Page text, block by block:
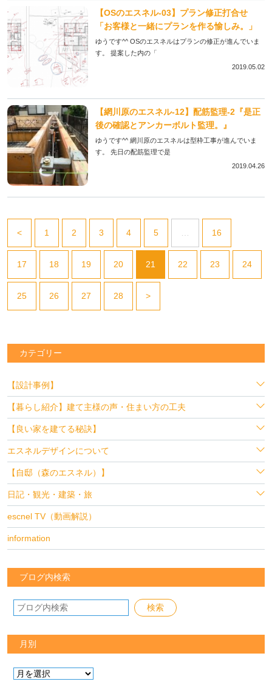
【OSのエスネル‐03】プラン修正打合せ
「お客様と一緒にプランを作る愉しみ。」
ゆうです^^ OSのエスネルはプランの修正が進んでいま
す。 提案した内の「
2019.05.02
【網川原のエスネル‐12】配筋監理-2『是正
後の確認とアンカーボルト監理。』
ゆうです^^ 網川原のエスネルは型枠工事が進んでいま
す。 先日の配筋監理で是
2019.04.26
< 1 2 3 4 5 16
17 18 19 20 21 22 23 24
25 26 27 28 >
カテゴリー
【設計事例】
【暮らし紹介】建て主様の声・住まい方の工夫
【良い家を建てる秘訣】
エスネルデザインについて
【自邸（森のエスネル）】
日記・観光・建築・旅
escnel TV（動画解説）
information
ブログ内検索
月別